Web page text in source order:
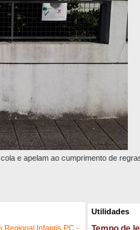
e apelam ao cumprimento de
Regional Infantis PC -
Utilidades